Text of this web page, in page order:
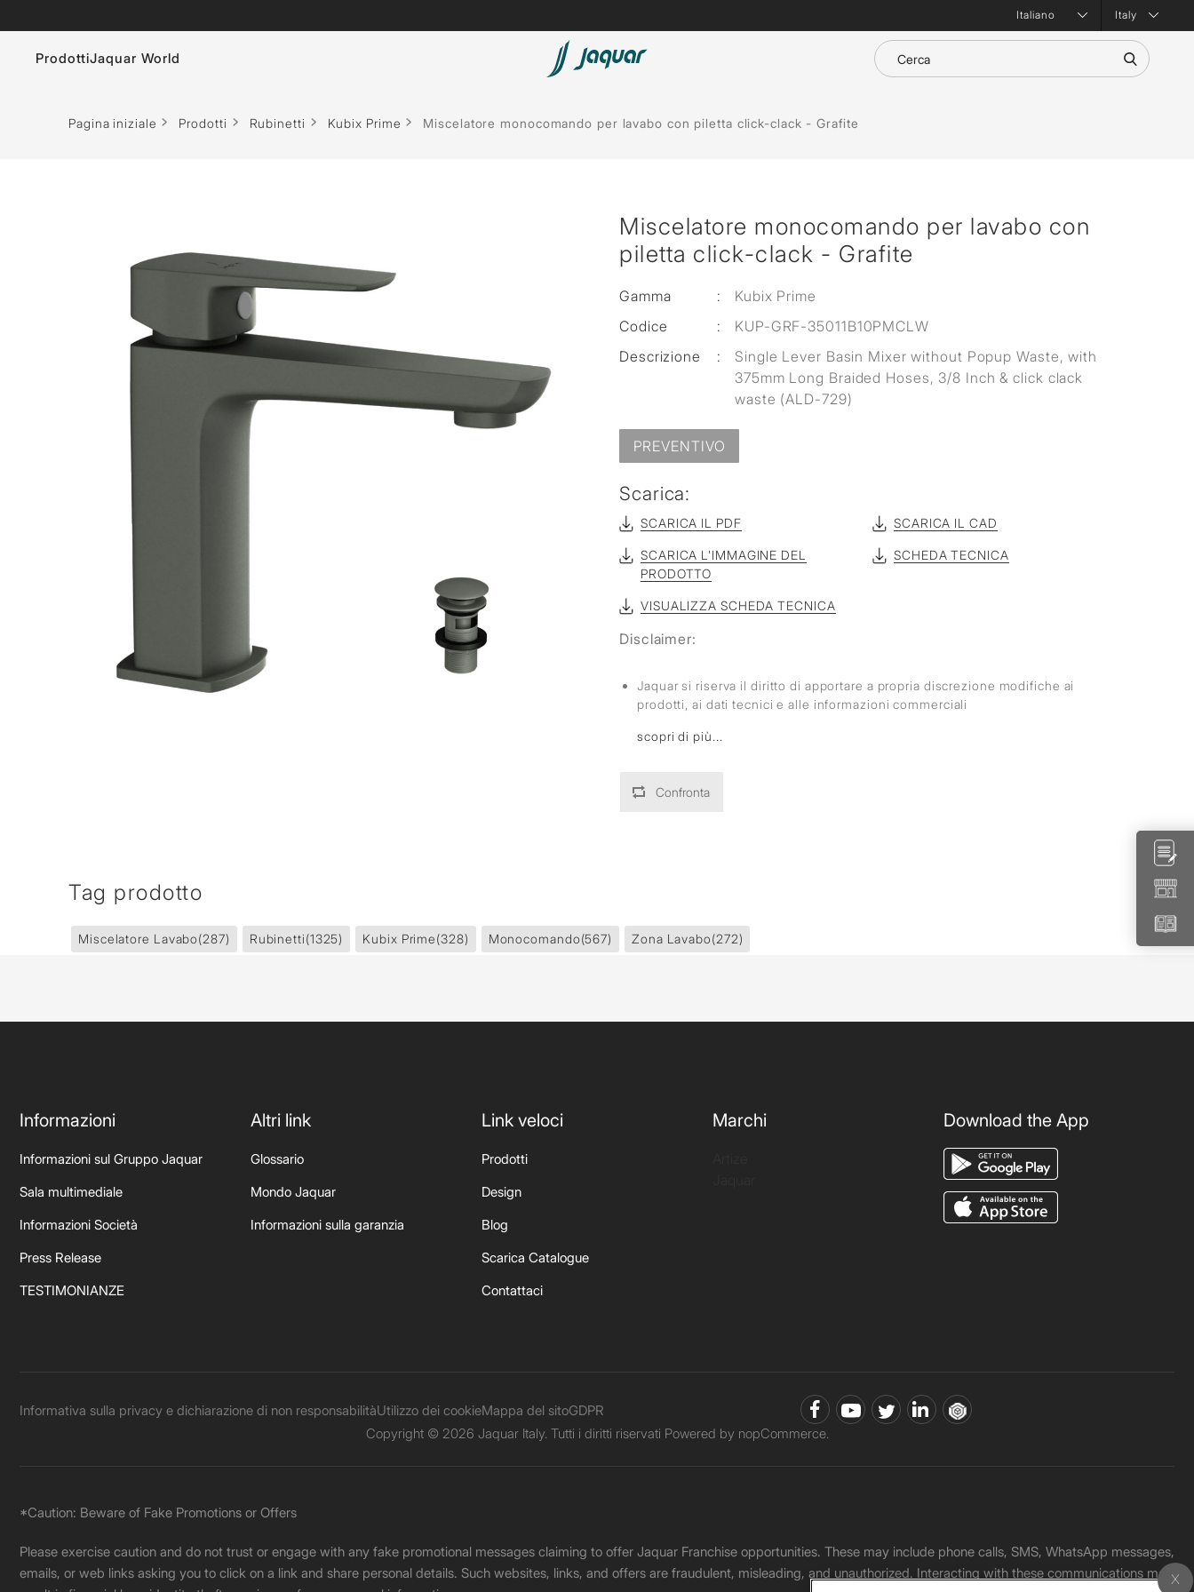
Italy
Prodotti
Rubinetti
Vasche Idromassaggio
Le spa
Accessori bagno
Jaquar World
Pagina iniziale Prodotti Rubinetti Kubix Prime Miscelatore monocomando per lavabo con piletta click-clack - Grafite
Miscelatore monocomando per lavabo con
piletta click-clack - Grafite
Gamma :
Kubix Prime
Codice
:
KUP-GRF-35011B10PMCLW
Descrizione
:
Single Lever Basin Mixer without Popup Waste, with
375mm Long Braided Hoses, 3/8 Inch & click clack
waste (ALD-729)
PREVENTIVO
Scarica:
SCARICA IL PDF SCARICA IL CAD
SCARICA L'IMMAGINE DEL
PRODOTTO
SCHEDA TECNICA
VISUALIZZA SCHEDA TECNICA
Disclaimer:
Jaquar si riserva il diritto di apportare a propria discrezione modifiche ai
prodotti, ai dati tecnici e alle informazioni commerciali
scopri di più...
Confronta
Tag prodotto
Miscelatore Lavabo(287) Rubinetti(1325) Kubix Prime(328) Monocomando(567) Zona Lavabo(272)
Informazioni
Informazioni sul Gruppo Jaquar
Sala multimediale
Informazioni Società
Press Release
TESTIMONIANZE
Altri link
Glossario
Mondo Jaquar
Informazioni sulla garanzia
Link veloci
Prodotti
Design
Blog
Scarica Catalogue
Contattaci
Marchi Download the App
Informativa sulla privacy e dichiarazione di non responsabilitàUtilizzo dei cookieMappa del sitoGDPR
Copyright © 2026 Jaquar Italy. Tutti i diritti riservati Powered by nopCommerce.
*Caution: Beware of Fake Promotions or Offers
Please exercise caution and do not trust or engage with any fake promotional messages claiming to offer Jaquar Franchise opportunities. These may include phone calls, SMS, WhatsApp messages,
emails, or web links asking you to click on a link and share personal details. Such websites, links, and offers are fraudulent, misleading, and unauthorized. Interacting with these communications may